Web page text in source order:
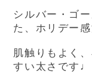
シルバー・ゴ
た、ホリデー感
肌触りもよく
すい太さです♩